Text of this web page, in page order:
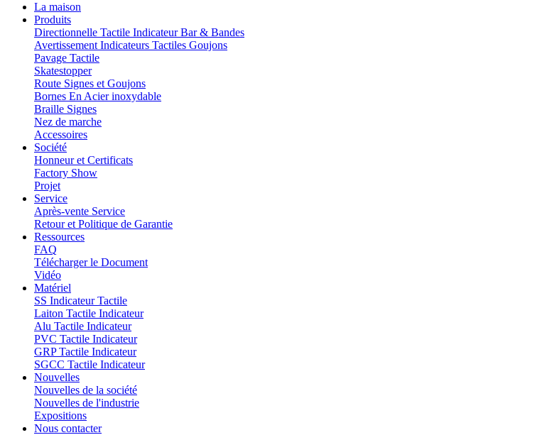
La maison
Produits
Directionnelle Tactile Indicateur Bar & Bandes
Avertissement Indicateurs Tactiles Goujons
Pavage Tactile
Skatestopper
Route Signes et Goujons
Bornes En Acier inoxydable
Braille Signes
Nez de marche
Accessoires
Société
Honneur et Certificats
Factory Show
Projet
Service
Après-vente Service
Retour et Politique de Garantie
Ressources
FAQ
Télécharger le Document
Vidéo
Matériel
SS Indicateur Tactile
Laiton Tactile Indicateur
Alu Tactile Indicateur
PVC Tactile Indicateur
GRP Tactile Indicateur
SGCC Tactile Indicateur
Nouvelles
Nouvelles de la société
Nouvelles de l'industrie
Expositions
Nous contacter